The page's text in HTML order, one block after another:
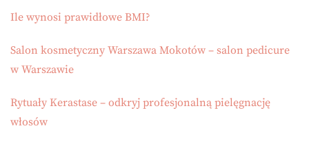
Ile wynosi prawidłowe BMI?
Salon kosmetyczny Warszawa Mokotów – salon pedicure
w Warszawie
Rytuały Kerastase – odkryj profesjonalną pielęgnację
włosów